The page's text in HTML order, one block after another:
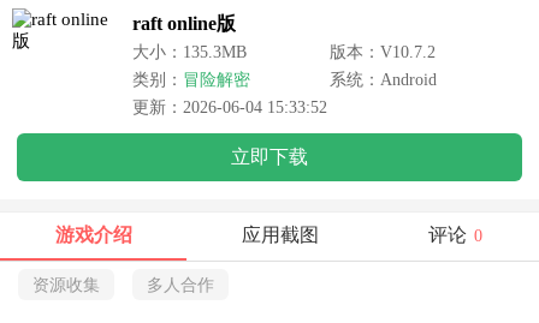
raft online版
大小：135.3MB
版本：V10.7.2
类别： 冒险解密
系统：Android
更新：2026-06-04 15:33:52
立即下载
游戏介绍 应用截图 评论 0
资源收集 多人合作